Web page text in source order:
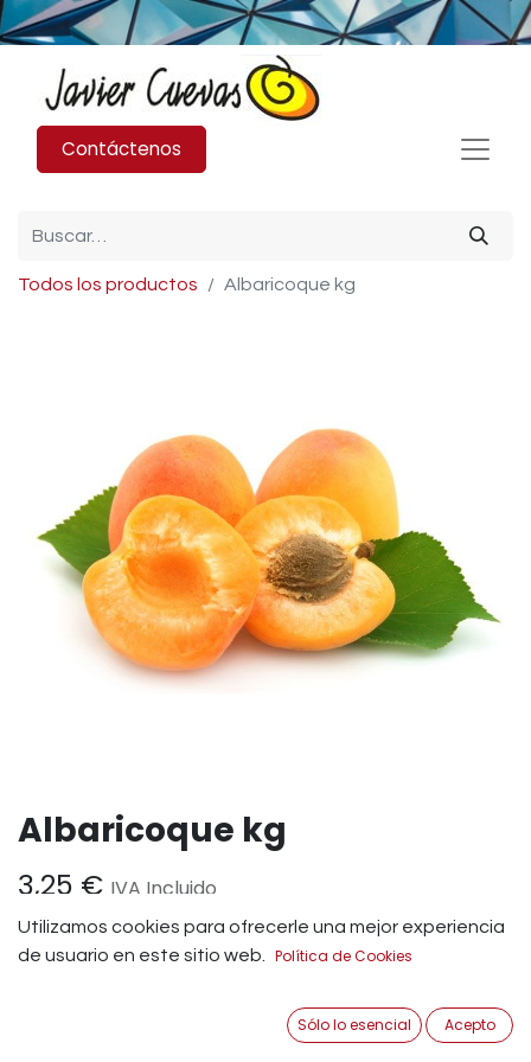
Contáctenos
Todos los productos Albaricoque kg
Albaricoque kg
3,25 € IVA Incluido
Añadir a Carrito
Utilizamos cookies para ofrecerle una mejor experiencia
de usuario en este sitio web. Política de Cookies
Sólo lo esencial Acepto